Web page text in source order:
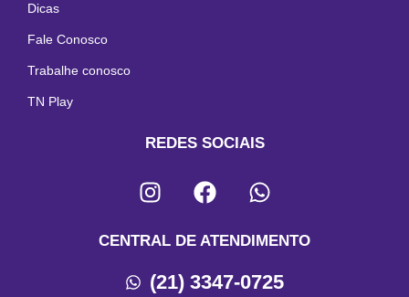
Dicas
Fale Conosco
Trabalhe conosco
TN Play
REDES SOCIAIS
CENTRAL DE ATENDIMENTO
(21) 3347-0725